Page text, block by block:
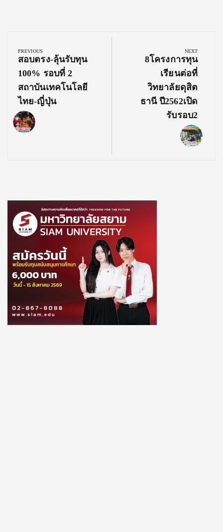
navigation
PREVIOUS
Previous
Post:
สอบตรง-ลุ้นรับทุน
100% รอบที่ 2
สถาบันเทคโนโลยี
ไทย-ญี่ปุ่น
NEXT
Next
Post:
8โครงการทุน
เรียนต่อที่​
วิทยาลัยดุสิต
ธานี ปี2562เปิด
รับรอบ2